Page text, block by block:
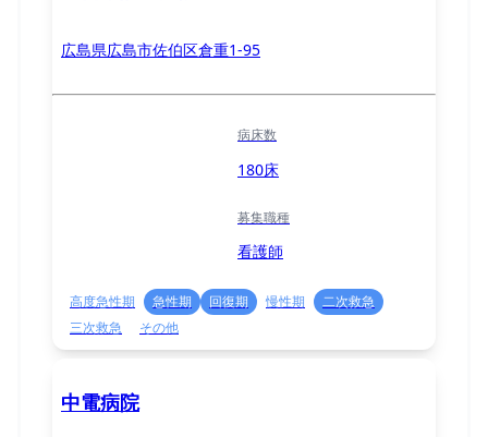
広島県広島市佐伯区倉重1-95
病床数
180床
募集職種
看護師
高度急性期 急性期 回復期 慢性期
二次救急
三次救急
その他
中電病院